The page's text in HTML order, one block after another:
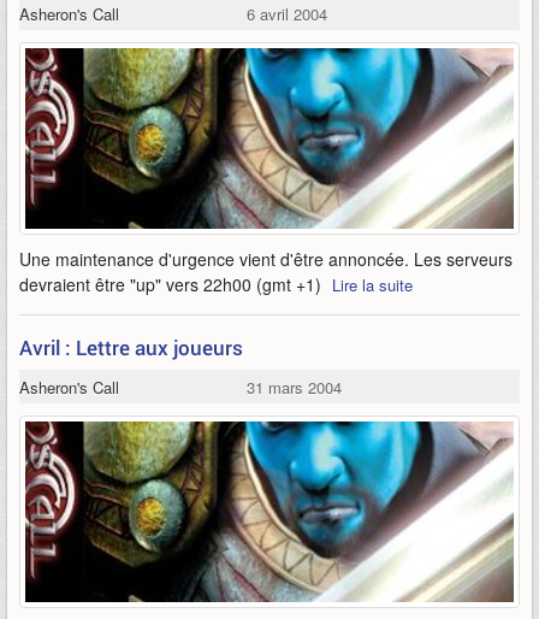
Asheron's Call 6 avril 2004
Une maintenance d'urgence vient d'être annoncée. Les serveurs
devraient être "up" vers 22h00 (gmt +1) Lire la suite
Avril : Lettre aux joueurs
Asheron's Call 31 mars 2004